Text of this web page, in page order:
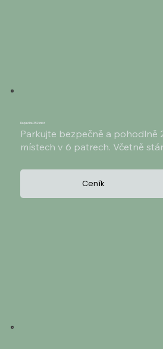
Kapacita 352 míst
Parkujte bezpečně a pohodlně
místech v 6 patrech. Včetně
Ceník